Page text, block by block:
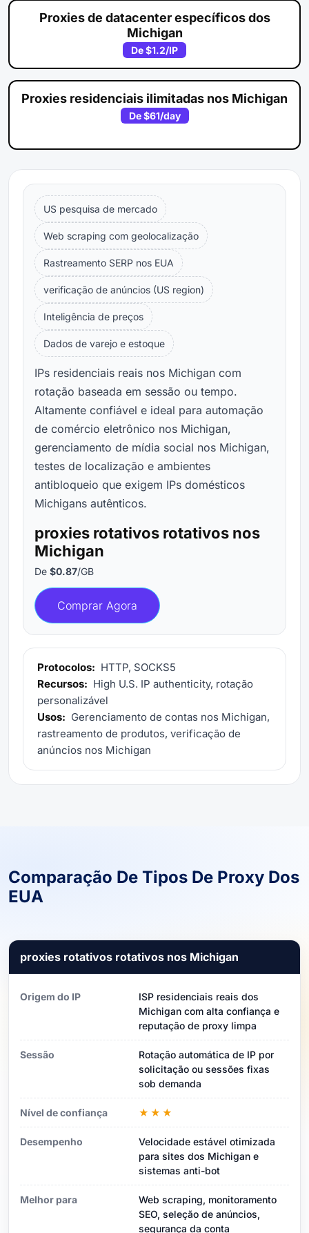
Proxies de datacenter específicos dos
Michigan
De$1.2/IP
Proxies residenciais ilimitadas nos Michigan
De$61/day
US pesquisa de mercado
Web scraping com geolocalização
Rastreamento SERP nos EUA
verificação de anúncios (US region)
Inteligência de preços
Dados de varejo e estoque
IPs residenciais reais nos Michigan com
rotação baseada em sessão ou tempo.
Altamente confiável e ideal para automação
de comércio eletrônico nos Michigan,
gerenciamento de mídia social nos Michigan,
testes de localização e ambientes
antibloqueio que exigem IPs domésticos
Michigans autênticos.
proxies rotativos rotativos nos
Michigan
De $0.87/GB
Comprar Agora
Protocolos: HTTP, SOCKS5
Recursos: High U.S. IP authenticity, rotação
personalizável
Usos: Gerenciamento de contas nos Michigan,
rastreamento de produtos, verificação de
anúncios nos Michigan
Comparação De Tipos De Proxy Dos
EUA
proxies rotativos rotativos nos Michigan
Origem do IP
ISP residenciais reais dos
Michigan com alta confiança e
reputação de proxy limpa
Sessão
Rotação automática de IP por
solicitação ou sessões fixas
sob demanda
Nível de confiança ★★★
Desempenho
Velocidade estável otimizada
para sites dos Michigan e
sistemas anti-bot
Melhor para
Web scraping, monitoramento
SEO, seleção de anúncios,
segurança da conta